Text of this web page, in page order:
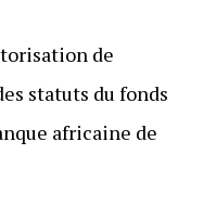
de
statuts du fonds
africaine de